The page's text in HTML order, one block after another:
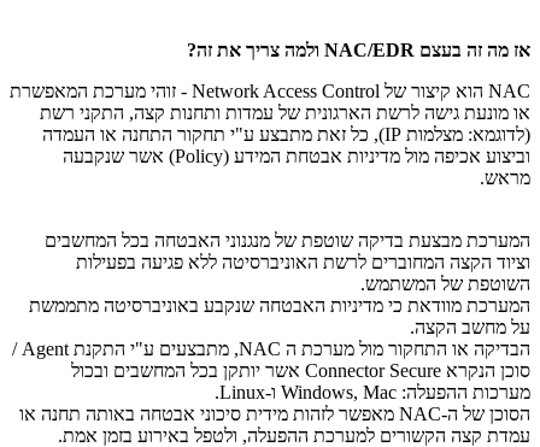
אז מה זה בעצם NAC/EDR ולמה צריך את זה?
NAC הוא קיצור של Network Access Control - זוהי מערכת המאפשרת
או מונעת גישה לרשת הארגונית של עמדות ותחנות קצה, התקני רשת
(לדוגמא: מצלמות IP), כל זאת מתבצע ע"י תחקור התחנה או העמדה
וביצוע אכיפה מול מדיניות אבטחת המידע (Policy) אשר שנקבעה
מראש.
המערכת מבצעת בדיקה שוטפת של מנגנוני האבטחה בכל המחשבים
וציוד הקצה המחוברים לרשת האוניברסיטה ללא פגיעה בפעילות
השוטפת של המשתמש.
המערכת מוודאת כי מדיניות האבטחה שנקבע באוניברסיטה מתממשת
על מחשב הקצה.
הבדיקה או התחקור מול מערכת ה NAC, מתבצעים ע"י התקנת Agent /
סוכן הנקרא Connector Secure אשר יותקן בכל המחשבים ובכול
מערכות ההפעלה: Windows, Mac ו-Linux.
הסוכן של ה-NAC מאפשר לזהות מידית סיכוני אבטחה באותה תחנה או
עמדת קצה הקשורים למערכת ההפעלה, ולטפל באירוע בזמן אמת.